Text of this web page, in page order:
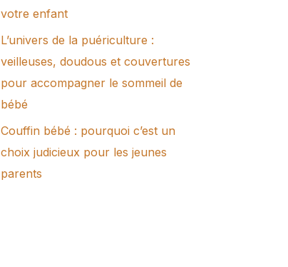
votre enfant
L’univers de la puériculture :
veilleuses, doudous et couvertures
pour accompagner le sommeil de
bébé
Couffin bébé : pourquoi c’est un
choix judicieux pour les jeunes
parents